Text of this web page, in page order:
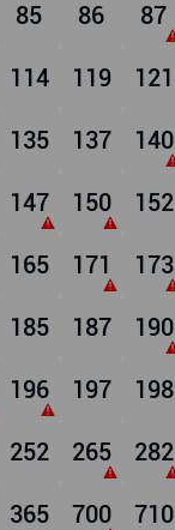
85 86 87
114 119 121
135 137 140
147 150 152
165 171 173
185 187 190
196 197 198
252 265 282
365 700 710